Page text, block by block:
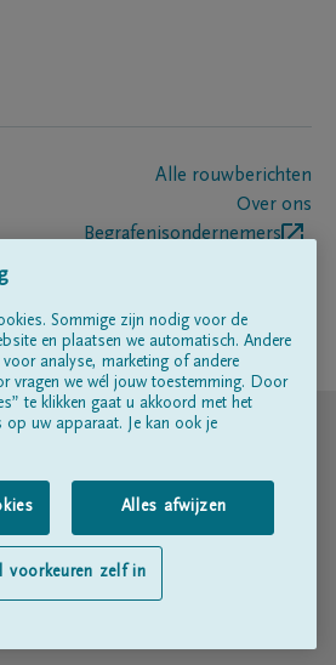
Alle rouwberichten
Over ons
Begrafenisondernemers
© DELA
Sommige zijn nodig voor de
en plaatsen we automatisch. Andere
analyse, marketing of andere
vragen we wél jouw toestemming. Door
te klikken gaat u akkoord met het
uw apparaat. Je kan ook je
Alles afwijzen
voorkeuren zelf in